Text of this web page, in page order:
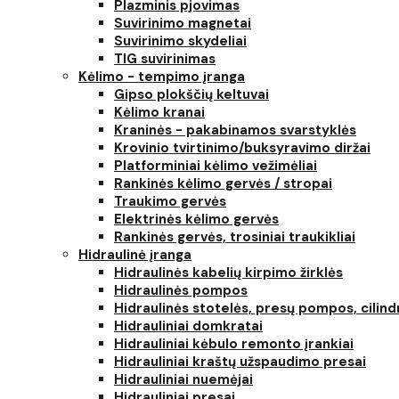
Plazminis pjovimas
Suvirinimo magnetai
Suvirinimo skydeliai
TIG suvirinimas
Kėlimo - tempimo įranga
Gipso plokščių keltuvai
Kėlimo kranai
Kraninės - pakabinamos svarstyklės
Krovinio tvirtinimo/buksyravimo diržai
Platforminiai kėlimo vežimėliai
Rankinės kėlimo gervės / stropai
Traukimo gervės
Elektrinės kėlimo gervės
Rankinės gervės, trosiniai traukikliai
Hidraulinė įranga
Hidraulinės kabelių kirpimo žirklės
Hidraulinės pompos
Hidraulinės stotelės, presų pompos,
Hidrauliniai domkratai
Hidrauliniai kėbulo remonto įrankiai
Hidrauliniai kraštų užspaudimo presai
Hidrauliniai nuemėjai